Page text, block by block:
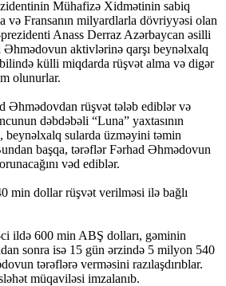
Mühafizə Xidmətinin sabiq
və Fransanın milyardlarla dövriyyəsi olan
Anass Derraz Azərbaycan əsilli
Əhmədovun aktivlərinə qarşı beynəlxalq
külli miqdarda rüşvət alma və digər
olunurlar.
Əhmədovdan rüşvət tələb ediblər və
dəbdəbəli “Luna” yaxtasının
beynəlxalq sularda üzməyini təmin
başqa, tərəflər Fərhad Əhmədovun
vəd ediblər.
min dollar rüşvət verilməsi ilə bağlı
ildə 600 min ABŞ dolları, gəminin
sonra isə 15 gün ərzində 5 milyon 540
tərəflərə verməsini razılaşdırıblar.
müqaviləsi imzalanıb.